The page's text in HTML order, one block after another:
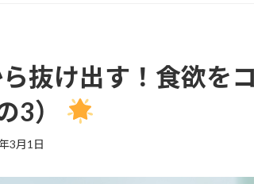
抜け出す！食欲を
3）
3月1日